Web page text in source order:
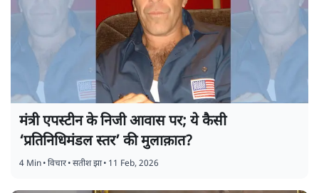
मंत्री एपस्टीन के निजी आवास पर; ये कैसी
‘प्रतिनिधिमंडल स्तर’ की मुलाक़ात?
4 Min•विचार•सतीश झा• 11 Feb, 2026